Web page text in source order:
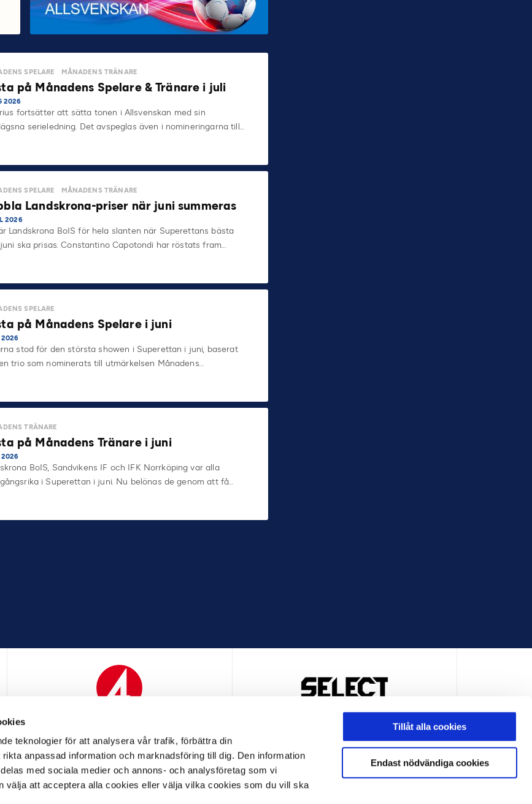
teknologier för att analysera vår trafik, förbättra din
anpassad information och marknadsföring till dig. Den information
med sociala medier och annons- och analysföretag som vi
välja att acceptera alla cookies eller välja vilka cookies som du vill ska
Tillåt alla cookies
Endast nödvändiga cookies
SPELARE MÅNADENS TRÄNARE
på Månadens Spelare & Tränare i juli
2026
fortsätter att sätta tonen i Allsvenskan med sin
serieledning. Det avspeglas även i nomineringarna till…
SPELARE MÅNADENS TRÄNARE
Landskrona-priser när juni summeras
2026
Landskrona BoIS för hela slanten när Superettans bästa
ska prisas. Constantino Capotondi har röstats fram…
SPELARE
på Månadens Spelare i juni
2026
stod för den största showen i Superettan i juni, baserat
trio som nominerats till utmärkelsen Månadens…
TRÄNARE
på Månadens Tränare i juni
2026
BoIS, Sandvikens IF och IFK Norrköping var alla
i Superettan i juni. Nu belönas de genom att få…